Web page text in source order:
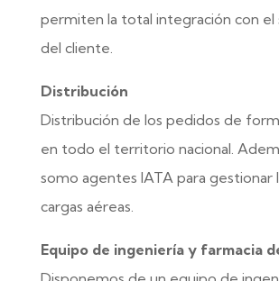
permiten la total integración con el
del cliente.
Distribución
Distribución de los pedidos de
en todo el territorio nacional.
somo agentes IATA para gestionar
cargas aéreas.
Equipo de ingeniería y farmacia